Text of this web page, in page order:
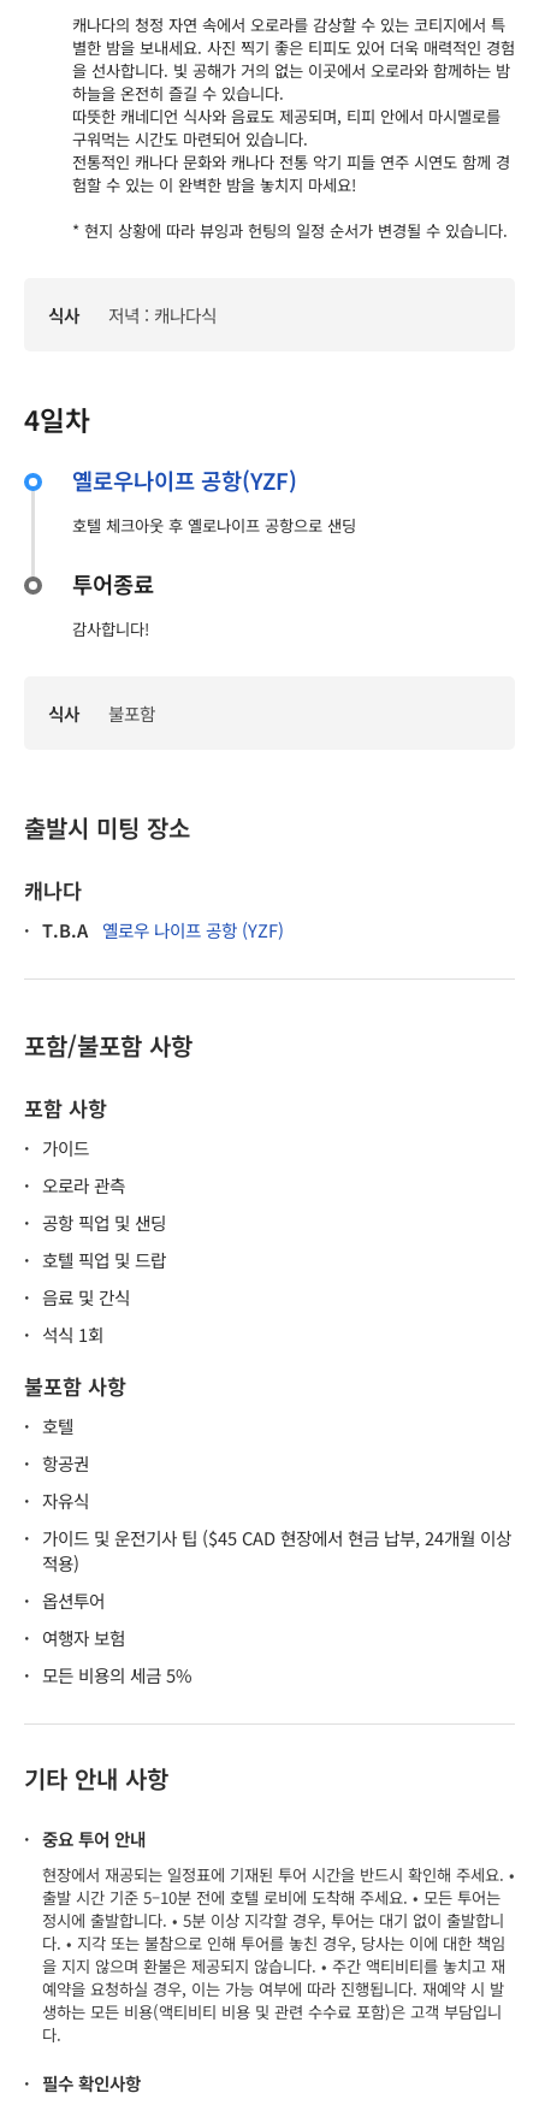
캐나다의 청정 자연 속에서 오로라를 감상할 수 있는 코티지에서 특
별한 밤을 보내세요. 사진 찍기 좋은 티피도 있어 더욱 매력적인 경험
을 선사합니다. 빛 공해가 거의 없는 이곳에서 오로라와 함께하는 밤
하늘을 온전히 즐길 수 있습니다.
따뜻한 캐네디언 식사와 음료도 제공되며, 티피 안에서 마시멜로를
구워먹는 시간도 마련되어 있습니다.
전통적인 캐나다 문화와 캐나다 전통 악기 피들 연주 시연도 함께 경
험할 수 있는 이 완벽한 밤을 놓치지 마세요!
* 현지 상황에 따라 뷰잉과 헌팅의 일정 순서가 변경될 수 있습니다.
식사 저녁 : 캐나다식
4일차
옐로우나이프 공항(YZF)
호텔 체크아웃 후 옐로나이프 공항으로 샌딩
투어종료
감사합니다!
식사 불포함
출발시 미팅 장소
캐나다
· T.B.A 옐로우 나이프 공항 (YZF)
포함/불포함 사항
포함 사항
· 가이드
· 오로라 관측
· 공항 픽업 및 샌딩
· 호텔 픽업 및 드랍
· 음료 및 간식
· 석식 1회
불포함 사항
· 호텔
· 항공권
· 자유식
· 가이드 및 운전기사 팁 ($45 CAD 현장에서 현금 납부, 24개월 이상
적용)
· 옵션투어
· 여행자 보험
· 모든 비용의 세금 5%
기타 안내 사항
· 중요 투어 안내
현장에서 재공되는 일정표에 기재된 투어 시간을 반드시 확인해 주세요. •
출발 시간 기준 5–10분 전에 호텔 로비에 도착해 주세요. • 모든 투어는
정시에 출발합니다. • 5분 이상 지각할 경우, 투어는 대기 없이 출발합니
다. • 지각 또는 불참으로 인해 투어를 놓친 경우, 당사는 이에 대한 책임
을 지지 않으며 환불은 제공되지 않습니다. • 주간 액티비티를 놓치고 재
예약을 요청하실 경우, 이는 가능 여부에 따라 진행됩니다. 재예약 시 발
생하는 모든 비용(액티비티 비용 및 관련 수수료 포함)은 고객 부담입니
다.
· 필수 확인사항